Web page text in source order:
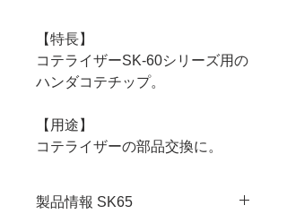
【特長】
コテライザーSK-60シリーズ用の
ハンダコテチップ。
【用途】
コテライザーの部品交換に。
製品情報 SK65